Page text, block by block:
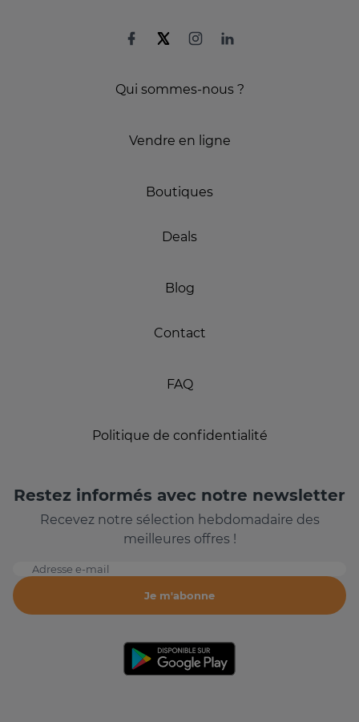
Qui sommes-nous ?
Vendre en ligne
Boutiques
Deals
Blog
Contact
FAQ
Politique de confidentialité
Restez informés avec notre newsletter
Recevez notre sélection hebdomadaire des
meilleures offres !
Adresse e-mail
Je m'abonne